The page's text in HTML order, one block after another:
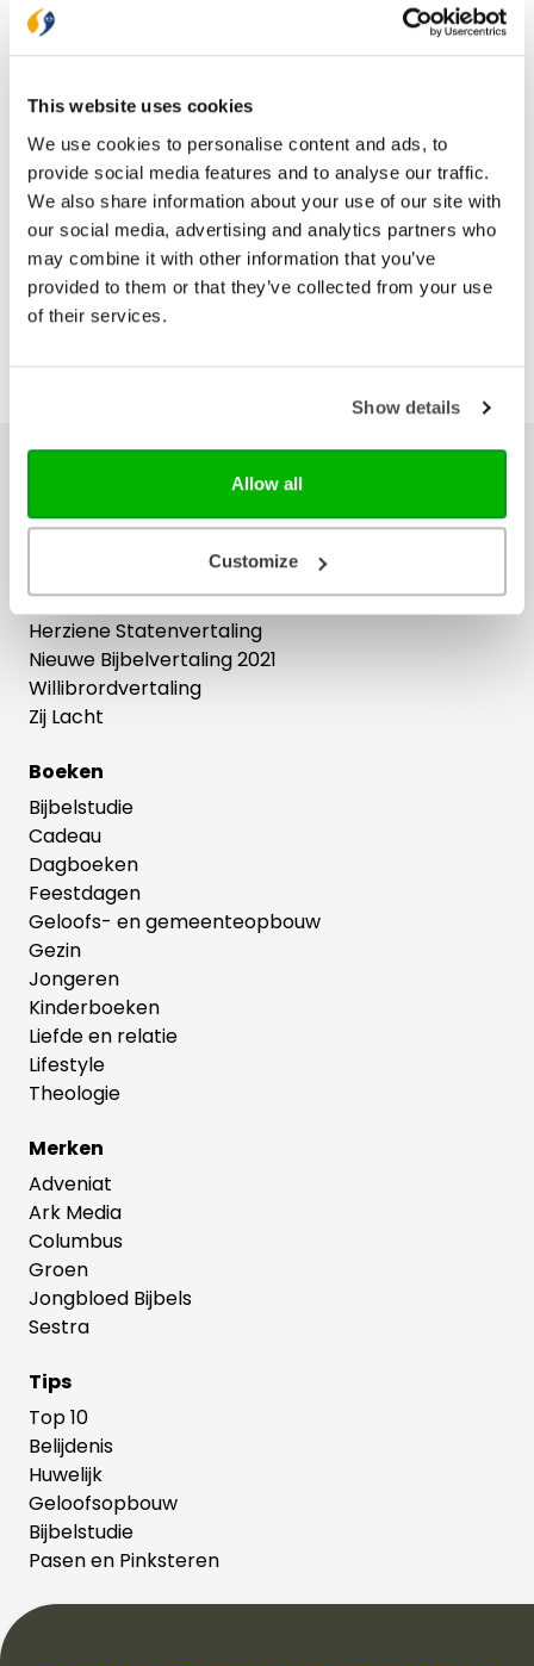
This website uses cookies
We use cookies to personalise content and ads, to
provide social media features and to analyse our traffic.
We also share information about your use of our site with
our social media, advertising and analytics partners who
may combine it with other information that you’ve
provided to them or that they’ve collected from your use
of their services.
Show details
Allow all
Customize
Druk
Bezorging binnen 1–2 werkdagen
Gratis verzending vanaf € 20,-
Gratis retourneren
Ons hele assortiment
Bijbels
Het Boek
Herziene Statenvertaling
Nieuwe Bijbelvertaling 2021
Willibrordvertaling
Zij Lacht
Boeken
Bijbelstudie
Cadeau
Dagboeken
Feestdagen
Geloofs- en gemeenteopbouw
Gezin
Jongeren
Kinderboeken
Liefde en relatie
Lifestyle
Theologie
Merken
Adveniat
Ark Media
Columbus
Groen
Jongbloed Bijbels
Sestra
Tips
Top 10
Belijdenis
Huwelijk
Geloofsopbouw
Bijbelstudie
Pasen en Pinksteren